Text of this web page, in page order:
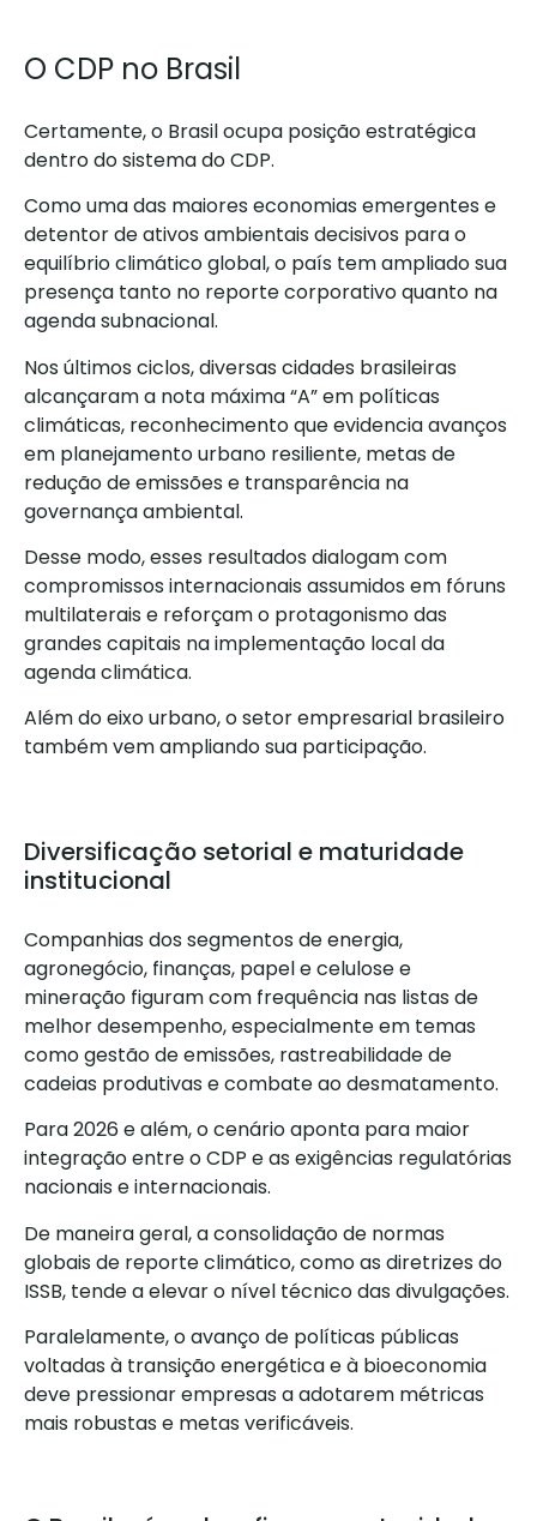
O CDP no Brasil
Certamente, o Brasil ocupa posição estratégica
dentro do sistema do CDP.
Como uma das maiores economias emergentes e
detentor de ativos ambientais decisivos para o
equilíbrio climático global, o país tem ampliado sua
presença tanto no reporte corporativo quanto na
agenda subnacional.
Nos últimos ciclos, diversas cidades brasileiras
alcançaram a nota máxima “A” em políticas
climáticas, reconhecimento que evidencia avanços
em planejamento urbano resiliente, metas de
redução de emissões e transparência na
governança ambiental.
Desse modo, esses resultados dialogam com
compromissos internacionais assumidos em fóruns
multilaterais e reforçam o protagonismo das
grandes capitais na implementação local da
agenda climática.
Além do eixo urbano, o setor empresarial brasileiro
também vem ampliando sua participação.
Diversificação setorial e maturidade
institucional
Companhias dos segmentos de energia,
agronegócio, finanças, papel e celulose e
mineração figuram com frequência nas listas de
melhor desempenho, especialmente em temas
como gestão de emissões, rastreabilidade de
cadeias produtivas e combate ao desmatamento.
Para 2026 e além, o cenário aponta para maior
integração entre o CDP e as exigências regulatórias
nacionais e internacionais.
De maneira geral, a consolidação de normas
globais de reporte climático, como as diretrizes do
ISSB, tende a elevar o nível técnico das divulgações.
Paralelamente, o avanço de políticas públicas
voltadas à transição energética e à bioeconomia
deve pressionar empresas a adotarem métricas
mais robustas e metas verificáveis.